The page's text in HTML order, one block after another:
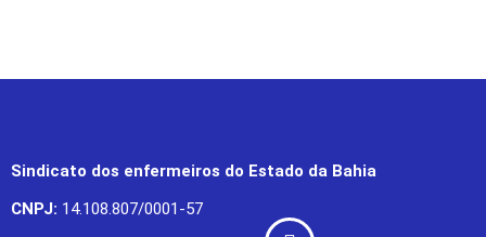
Sindicato dos enfermeiros do Estado da Bahia
CNPJ: 14.108.807/0001-57